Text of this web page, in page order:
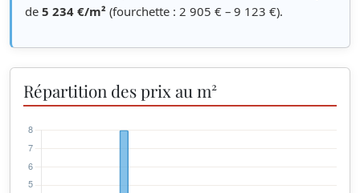
de 5 234 €/m² (fourchette : 2 905 € – 9 123 €).
Répartition des prix au m²